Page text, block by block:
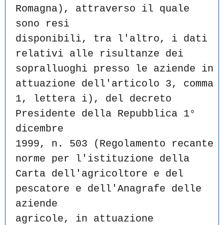
Romagna), attraverso il quale
sono resi
disponibili, tra l'altro, i dati
relativi alle risultanze dei
sopralluoghi presso le aziende in
attuazione dell'articolo 3, comma
1, lettera i), del decreto
Presidente della Repubblica 1°
dicembre
1999, n. 503 (Regolamento recante
norme per l'istituzione della
Carta dell'agricoltore e del
pescatore e dell'Anagrafe delle
aziende
agricole, in attuazione